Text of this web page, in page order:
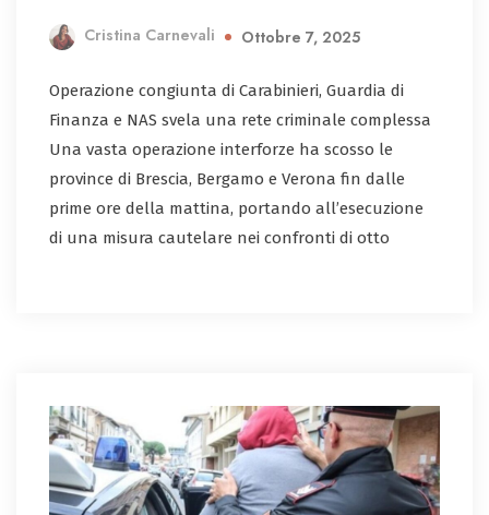
Cristina Carnevali Ottobre 7, 2025
Operazione congiunta di Carabinieri, Guardia di
Finanza e NAS svela una rete criminale complessa
Una vasta operazione interforze ha scosso le
province di Brescia, Bergamo e Verona fin dalle
prime ore della mattina, portando all’esecuzione
di una misura cautelare nei confronti di otto